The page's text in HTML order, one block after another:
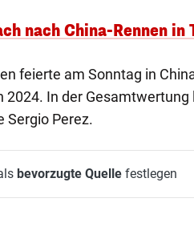
nach China-Rennen in
feierte am Sonntag in
2024. In der
Sergio Perez.
bevorzugte Quellefestlegen